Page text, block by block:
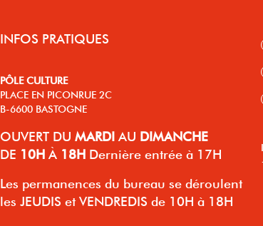
INFOS PRATIQUES
PÔLE CULTURE
PLACE EN PICONRUE 2C
B-6600 BASTOGNE
OUVERT DU MARDI AU DIMANCHE
DE 10H À 18H Dernière entrée à 17H
Les permanences du bureau se déroulent
les JEUDIS et VENDREDIS de 10H à 18H